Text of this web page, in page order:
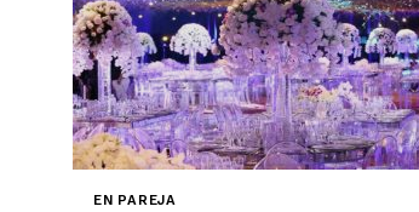
EN PAREJA